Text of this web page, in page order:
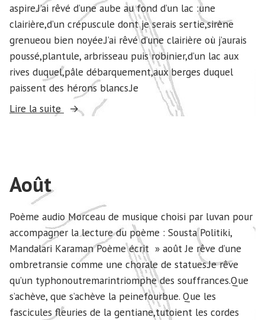
aspire.J’ai rêvé d’une aube au fond d’un lac :une
clairière,d’un crépuscule dont je serais sertie,sirène
grenueou bien noyée.J’ai rêvé d’une clairière où j’aurais
poussé,plantule, arbrisseau puis robinier,d’un lac aux
rives duquel,pâle débarquement,aux berges duquel
paissent des hérons blancs.Je
Lire la suite
« Septembre »
Août
Poème audio Morceau de musique choisi par luvan pour
accompagner la lecture du poème : Sousta Politiki,
Mandalari Karaman Poème écrit » août Je rêve d’une
ombretransie comme une chorale de statues.Je rêve
qu’un typhonoutremarintriomphe des souffrances.Que
s’achève, que s’achève la peinefourbue. Que les
fascicules fleuries de la gentiane,tutoient les cordes